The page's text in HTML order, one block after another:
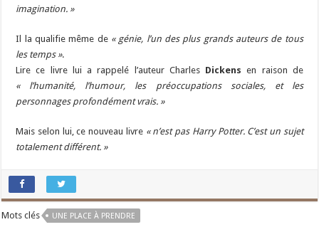
imagination. »
Il la qualifie même de « génie, l’un des plus grands auteurs de tous
les temps ».
Lire ce livre lui a rappelé l’auteur Charles Dickens en raison de
« l’humanité, l’humour, les préoccupations sociales, et les
personnages profondément vrais. »
Mais selon lui, ce nouveau livre « n’est pas Harry Potter. C’est un sujet
totalement différent. »
Mots clés UNE PLACE À PRENDRE